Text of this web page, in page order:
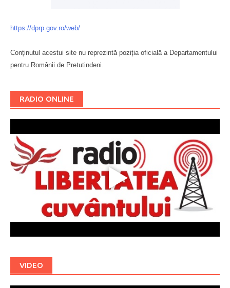
https://dprp.gov.ro/web/
Conținutul acestui site nu reprezintă poziția oficială a Departamentului
pentru Românii de Pretutindeni.
RADIO ONLINE
VIDEO